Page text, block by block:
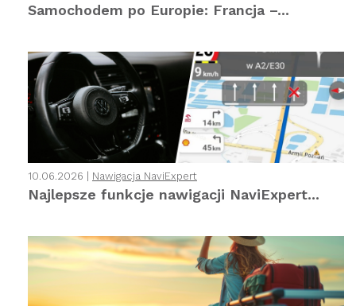
Samochodem po Europie: Francja –...
10.06.2026 | Nawigacja NaviExpert
Najlepsze funkcje nawigacji NaviExpert...